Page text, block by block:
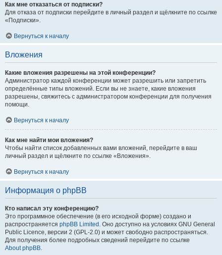
Как мне отказаться от подписки?
Для отказа от подписки перейдите в личный раздел и щёлкните по ссылке
«Подписки».
Вернуться к началу
Вложения
Какие вложения разрешены на этой конференции?
Администратор каждой конференции может разрешить или запретить
определённые типы вложений. Если вы не знаете, какие вложения
разрешены, свяжитесь с администратором конференции для получения
помощи.
Вернуться к началу
Как мне найти мои вложения?
Чтобы найти список добавленных вами вложений, перейдите в ваш
личный раздел и щёлкните по ссылке «Вложения».
Вернуться к началу
Информация о phpBB
Кто написал эту конференцию?
Это программное обеспечение (в его исходной форме) создано и
распространяется phpBB Limited . Оно доступно на условиях GNU General
Public Licence, версии 2 (GPL-2.0) и может свободно распространяться.
Для получения более подробных сведений перейдите по ссылке
About phpBB.